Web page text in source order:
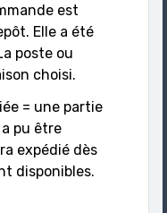
est
Elle a été
poste ou
choisi.
= une partie
pu être
expédié dès
disponibles.